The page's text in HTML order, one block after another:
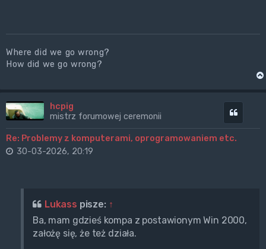
Where did we go wrong?
How did we go wrong?
hcpig
mistrz forumowej ceremonii
Re: Problemy z komputerami, oprogramowaniem etc.
30-03-2026, 20:19
Lukass pisze: ↑
Ba, mam gdzieś kompa z postawionym Win 2000,
założę się, że też działa.